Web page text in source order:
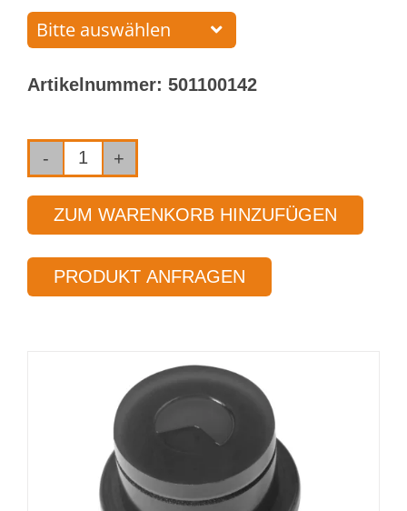
Artikelnummer: 501100142
Einlippen-
Tiefbohrwerkzeug
Typ 01
Länge 35 x Ø
ZUM WARENKORB HINZUFÜGEN
PRODUKT ANFRAGEN